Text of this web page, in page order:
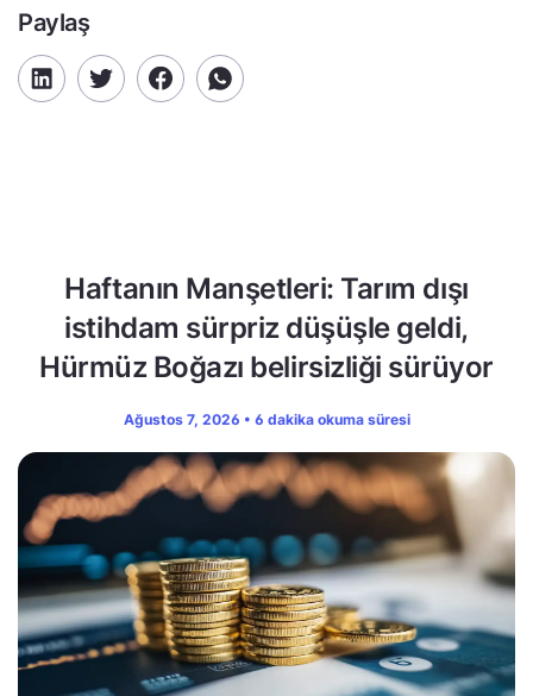
Paylaş
Haftanın Manşetleri: Tarım dışı
istihdam sürpriz düşüşle geldi,
Hürmüz Boğazı belirsizliği sürüyor
Ağustos 7, 2026 • 6 dakika okuma süresi